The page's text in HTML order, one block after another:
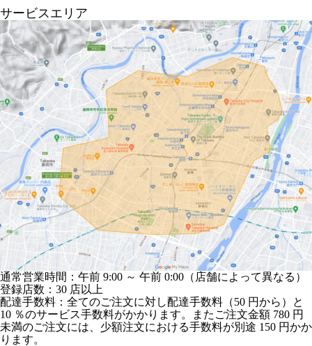
サービスエリア
通常営業時間：午前 9:00 ～ 午前 0:00（店舗によって異なる）
登録店数：30 店以上
配達手数料：全てのご注文に対し配達手数料（50 円から）と
10 ％のサービス手数料がかかります。またご注文金額 780 円
未満のご注文には、少額注文における手数料が別途 150 円かか
ります。